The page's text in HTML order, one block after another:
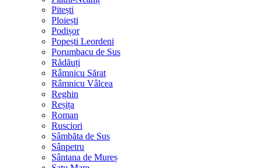
Pitești
Ploiești
Podișor
Popești Leordeni
Porumbacu de Sus
Rădăuți
Râmnicu Sărat
Râmnicu Vâlcea
Reghin
Reșița
Roman
Rusciori
Sâmbăta de Sus
Sânpetru
Sântana de Mureș